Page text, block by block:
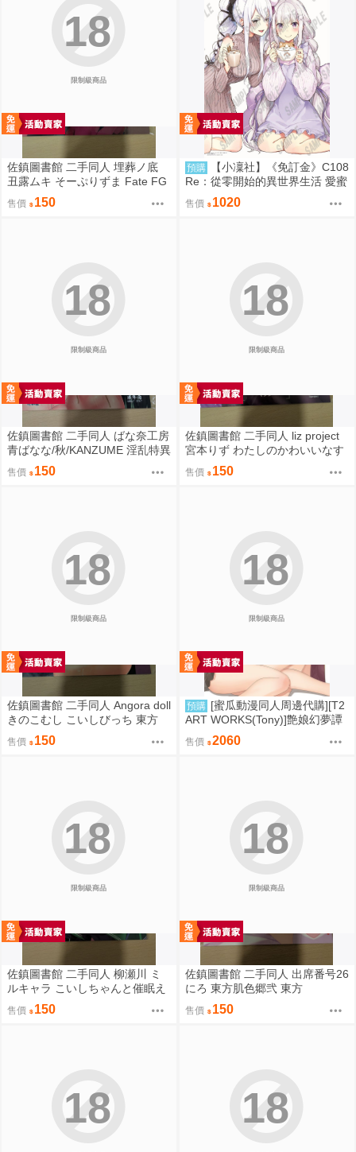
限制級商品
18
佐鎮圖書館 二手同人 埋葬ノ底
丑露ムキ そーぷりずま Fate FG
售價 150
預購
【小凜社】《免訂金》C108
Re：從零開始的異世界生活 愛蜜
莉雅 艾姬多娜 拉姆 雷姆 B2掛軸
售價 1020
限制級商品
18
佐鎮圖書館 二手同人 ばな奈工房
青ばなな/秋/KANZUME 淫乱特異
点英霊風俗七番勝負 Fate FGO
售價 150
限制級商品
18
佐鎮圖書館 二手同人 liz project
宮本りず わたしのかわいいなす
びちゃん Fate FGO
售價 150
限制級商品
18
佐鎮圖書館 二手同人 Angora doll
きのこむし こいしびっち 東方
售價 150
限制級商品
18
預購 [蜜瓜動漫同人周邊代購][T2
ART WORKS(Tony)]艶娘幻夢譚
【プレイマット】(同人誌)
售價 2060
限制級商品
18
佐鎮圖書館 二手同人 柳瀬川 ミ
ルキャラ こいしちゃんと催眠え
っち 2 東方
售價 150
限制級商品
18
佐鎮圖書館 二手同人 出席番号26
にろ 東方肌色郷弐 東方
售價 150
18 18